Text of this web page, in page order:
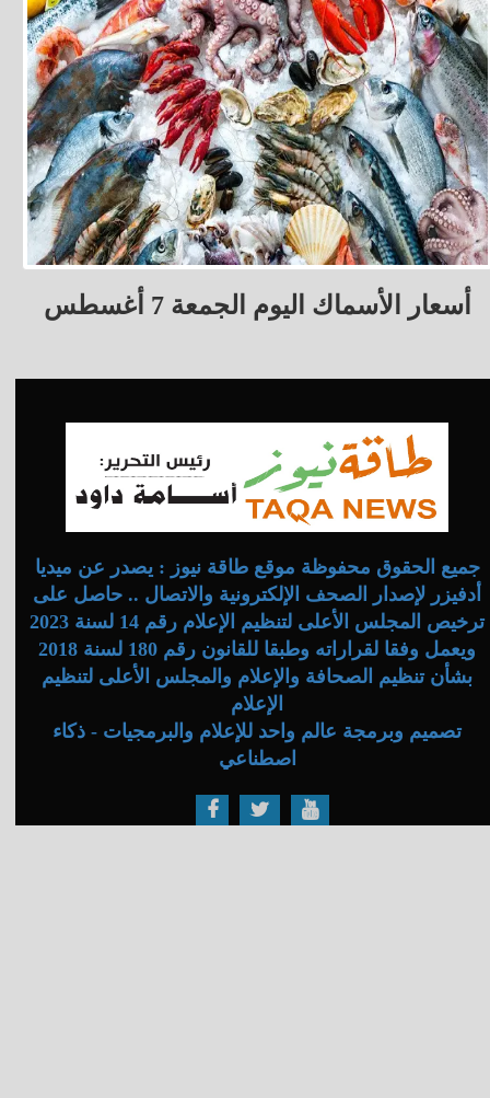
أسعار الأسماك اليوم الجمعة 7 أغسطس
جميع الحقوق محفوظة موقع طاقة نيوز : يصدر عن ميديا
أدفيزر لإصدار الصحف الإلكترونية والاتصال .. حاصل على
ترخيص المجلس الأعلى لتنظيم الإعلام رقم 14 لسنة 2023
ويعمل وفقا لقراراته وطبقا للقانون رقم 180 لسنة 2018
بشأن تنظيم الصحافة والإعلام والمجلس الأعلى لتنظيم
الإعلام
تصميم وبرمجة عالم واحد للإعلام والبرمجيات - ذكاء
اصطناعي